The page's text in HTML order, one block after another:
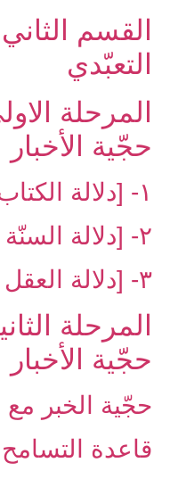
القسم
التعبّدي‏
المرحلة
حجّية الأخبار
۱- [دلالة الكتاب على حجّية الخبر
۲- [دلالة السنّة على حجّية الخبر]
۳- [دلالة العقل على حجّية الخبر]
المرحلة
حجّية الأخبار
حجّية الخبر
قاعدة